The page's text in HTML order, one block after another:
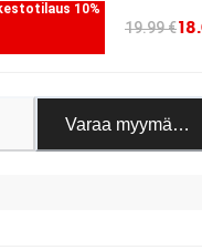
10%
19.99 €
Varaa